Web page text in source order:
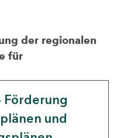
der regionalen
für
Förderung
und